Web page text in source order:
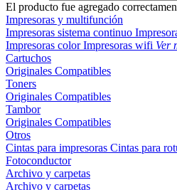
El producto fue agregado
Impresoras y multifunción
Impresoras sistema continuo
Impresoras colorImpresoras wifi Ver
Cartuchos
Originales Compatibles
Toners
Originales Compatibles
Tambor
Originales Compatibles
Otros
Cintas para impresoras Cintas para
Fotoconductor
Archivo y carpetas
Archivo y carpetas